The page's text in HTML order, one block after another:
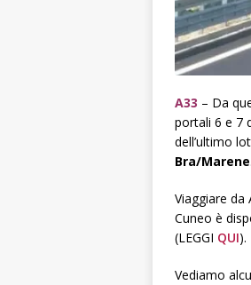
A33 – Da
portali 6 e 7
dell’ultimo
Bra/Marene
Viaggiare da
Cuneo è
(LEGGI QUI).
Vediamo